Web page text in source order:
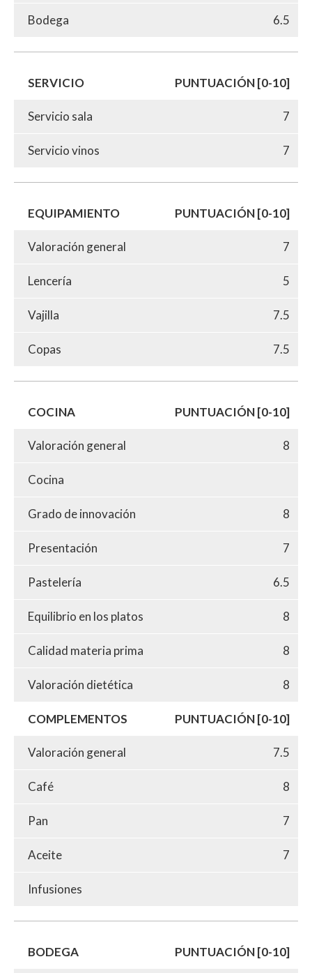
Bodega 6.5
SERVICIO PUNTUACIÓN [0-10]
Servicio sala 7
Servicio vinos 7
EQUIPAMIENTO PUNTUACIÓN [0-10]
Valoración general 7
Lencería 5
Vajilla 7.5
Copas 7.5
COCINA PUNTUACIÓN [0-10]
Valoración general 8
Cocina
Grado de innovación 8
Presentación 7
Pastelería 6.5
Equilibrio en los platos 8
Calidad materia prima 8
Valoración dietética 8
COMPLEMENTOS PUNTUACIÓN [0-10]
Valoración general 7.5
Café 8
Pan 7
Aceite 7
Infusiones
BODEGA PUNTUACIÓN [0-10]